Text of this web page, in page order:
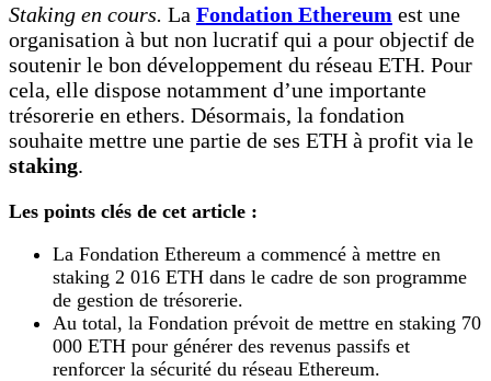
Staking en cours. La Fondation Ethereum est une
organisation à but non lucratif qui a pour objectif de
soutenir le bon développement du réseau ETH. Pour
cela, elle dispose notamment d’une importante
trésorerie en ethers. Désormais, la fondation
souhaite mettre une partie de ses ETH à profit via le
staking.
Les points clés de cet article :
La Fondation Ethereum a commencé à mettre en
staking 2 016 ETH dans le cadre de son programme
de gestion de trésorerie.
Au total, la Fondation prévoit de mettre en staking 70
000 ETH pour générer des revenus passifs et
renforcer la sécurité du réseau Ethereum.